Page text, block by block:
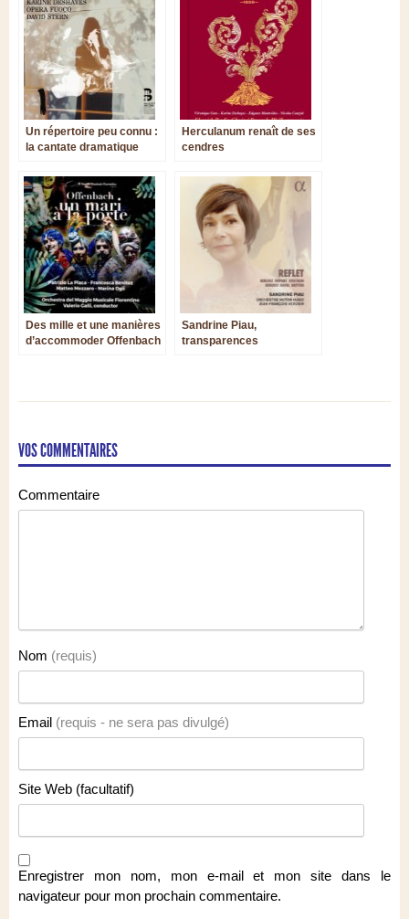
Un répertoire peu connu :
la cantate dramatique
Herculanum renaît de ses
cendres
Des mille et une manières
d’accommoder Offenbach
Sandrine Piau,
transparences
VOS COMMENTAIRES
Commentaire
Nom (requis)
Email (requis - ne sera pas divulgé)
Site Web (facultatif)
Enregistrer mon nom, mon e-mail et mon site dans le
navigateur pour mon prochain commentaire.